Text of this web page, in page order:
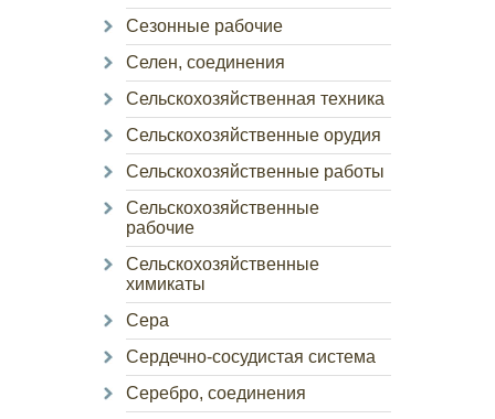
Сезонные рабочие
Селен, соединения
Сельскохозяйственная техника
Сельскохозяйственные орудия
Сельскохозяйственные работы
Сельскохозяйственные
рабочие
Сельскохозяйственные
химикаты
Сера
Сердечно-сосудистая система
Серебро, соединения